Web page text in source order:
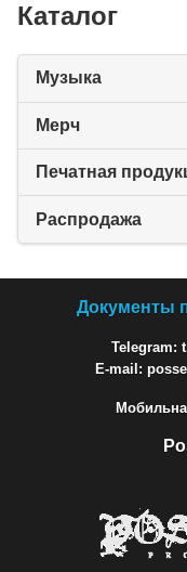
Каталог
Музыка
Мерч
Печатная
Распродажа
Документы
Telegram:
E-mail: